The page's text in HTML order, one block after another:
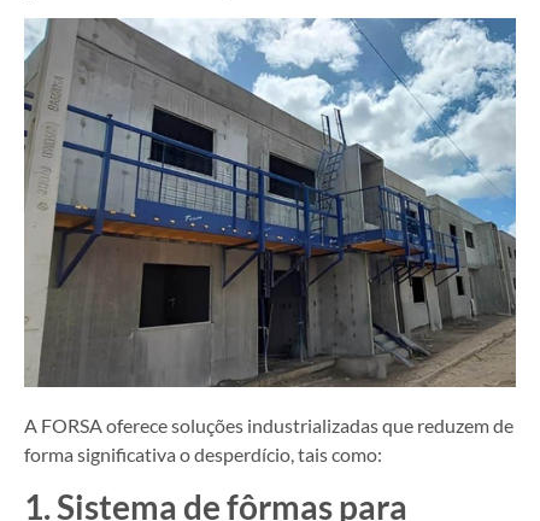
A FORSA oferece soluções industrializadas que reduzem de
forma significativa o desperdício, tais como:
1. Sistema de fôrmas para